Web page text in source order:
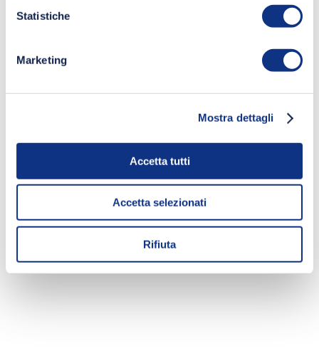
Statistiche
Marketing
Mostra dettagli
Accetta tutti
Accetta selezionati
Rifiuta